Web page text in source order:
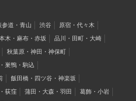
参道・青山 渋谷
原宿・代々木
木・麻布・赤坂
品川・田町・大崎
秋葉原・神田・神保町
巣鴨・駒込
飯田橋・四ツ谷・神楽坂
荻窪 蒲田・大森・羽田
葛飾・小岩